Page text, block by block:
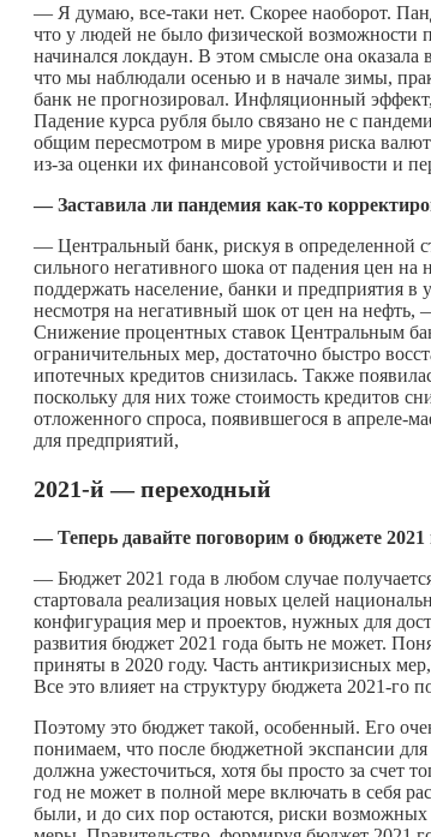
— Я думаю, все-таки нет. Скорее наоборот.
что у людей не было физической возможности
начинался локдаун. В этом смысле она
что мы наблюдали осенью и в начале зимы,
банк не прогнозировал. Инфляционный
Падение курса рубля было связано не с
общим пересмотром в мире уровня риска
из-за оценки их финансовой устойчивости и
— Заставила ли пандемия как-то
— Центральный банк, рискуя в определенной
сильного негативного шока от падения цен на
поддержать население, банки и предприятия
несмотря на негативный шок от цен на нефть,
Снижение процентных ставок Центральным
ограничительных мер, достаточно быстро
ипотечных кредитов снизилась. Также
поскольку для них тоже стоимость кредитов
отложенного спроса, появившегося в апреле-
для предприятий,
2021-й — переходный
— Теперь давайте поговорим о бюджете
— Бюджет 2021 года в любом случае
стартовала реализация новых целей
конфигурация мер и проектов, нужных для
развития бюджет 2021 года быть не может.
приняты в 2020 году. Часть антикризисных
Все это влияет на структуру бюджета 2021-го
Поэтому это бюджет такой, особенный. Его
понимаем, что после бюджетной экспансии
должна ужесточиться, хотя бы просто за счет
год не может в полной мере включать в себя
были, и до сих пор остаются, риски